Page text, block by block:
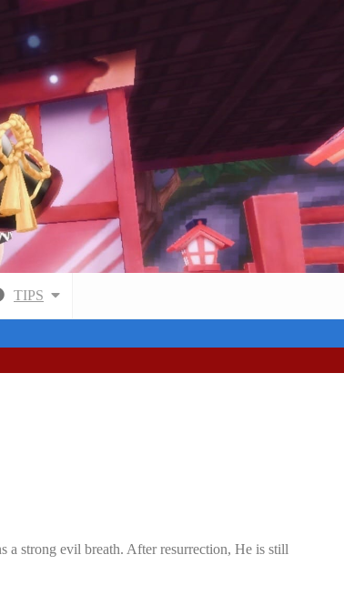
TIPS
a strong evil breath. After resurrection, He is still